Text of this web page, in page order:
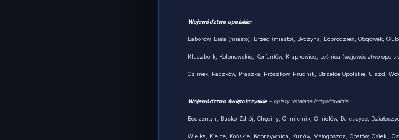
Województwo opolskie:
Baborów, Biała (miasto), Brzeg (miasto), Byczyna, Dobrodzień, Głogówek,
Kluczbork, Kolonowskie, Korfantów, Krapkowice, Leśnica (województwo
Ozimek, Paczków, Praszka, Prószków, Prudnik, Strzelce Opolskie, Ujazd,
Województwo świętokrzyskie – opłaty ustalane indywidualnie:
Bodzentyn, Busko-Zdrój, Chęciny, Chmielnik, Ćmielów, Daleszyce,
Wielka, Kielce, Końskie, Koprzywnica, Kunów, Małogoszcz, Opatów, Osiek ,